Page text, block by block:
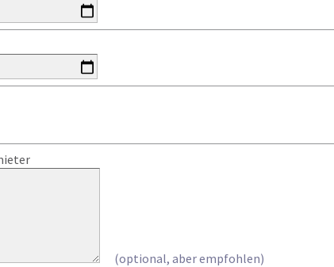
(optional, aber empfohlen)